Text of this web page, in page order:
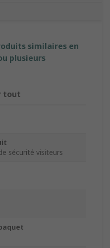
similaires en
plusieurs
tout
sécurité visiteurs